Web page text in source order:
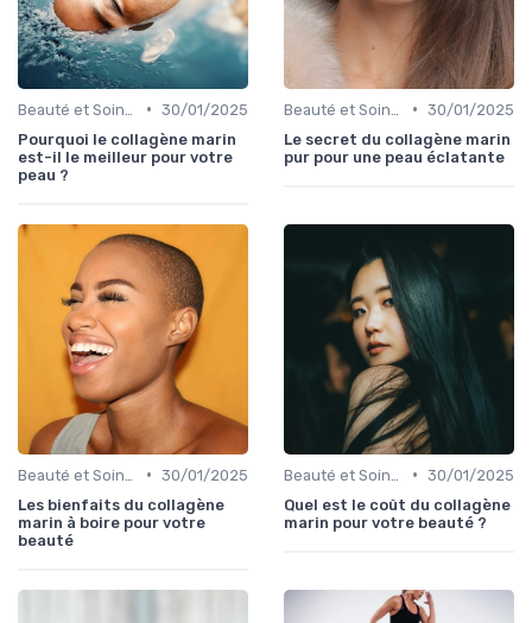
• 30/01/2025
Pourquoi le collagène marin
est-il le meilleur pour votre
peau ?
• 30/01/2025
Le secret du collagène marin
pur pour une peau éclatante
• 30/01/2025
Les bienfaits du collagène
marin à boire pour votre
beauté
• 30/01/2025
Quel est le coût du collagène
marin pour votre beauté ?